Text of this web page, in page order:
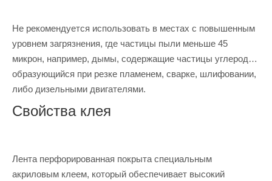
Не рекомендуется использовать в местах с повышенным
уровнем загрязнения, где частицы пыли меньше 45
микрон, например, дымы, содержащие частицы углерода,
образующийся при резке пламенем, сварке, шлифовании,
либо дизельными двигателями.
Свойства клея
Лента перфорированная покрыта специальным
акриловым клеем, который обеспечивает высокий